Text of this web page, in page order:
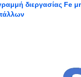
διεργασίας Fe